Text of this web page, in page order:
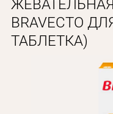
BRAVECTO
ТАБЛЕТКА)